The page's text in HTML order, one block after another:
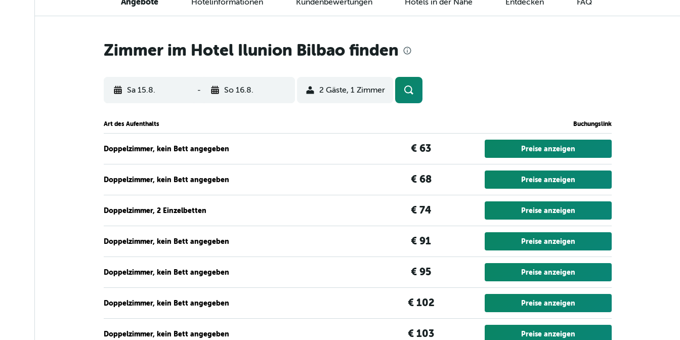
Zimmer im Hotel Ilunion Bilbao finden
Sa 15.8. - So 16.8. 2 Gäste, 1 Zimmer
Art des Aufenthalts Buchungslink
Doppelzimmer, kein Bett angegeben € 63 Preise anzeigen
Doppelzimmer, kein Bett angegeben € 68 Preise anzeigen
Doppelzimmer, 2 Einzelbetten € 74 Preise anzeigen
Doppelzimmer, kein Bett angegeben € 91 Preise anzeigen
Doppelzimmer, kein Bett angegeben € 95 Preise anzeigen
Doppelzimmer, kein Bett angegeben € 102 Preise anzeigen
Doppelzimmer, kein Bett angegeben € 103 Preise anzeigen